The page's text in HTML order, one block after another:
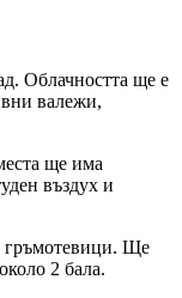
Облачността ще е
валежи,
ще има
въздух и
гръмотевици. Ще
2 бала.